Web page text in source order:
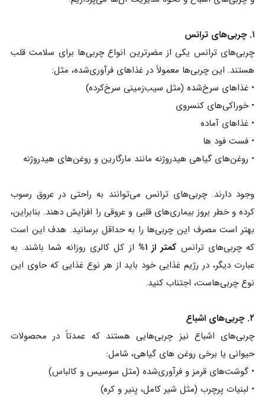
۱. چربی‌های ترانس
چربی‌های ترانس یکی از مضرترین انواع چربی‌ها برای سلامت قلب
هستند. این چربی‌ها معمولاً در غذاهای فرآوری‌شده، مثل:
• غذاهای سرخ‌شده (مثل سیب‌زمینی سرخ‌کرده)
• خوراکی‌های کنسروی
• غذاهای آماده
• فست‌ فود ها
• روغن‌های گیاهی هیدروژنه مانند مارگارین و روغن‌های هیدروژنه
وجود دارند. چربی‌های ترانس می‌توانند به راحتی در عروق رسوب
کرده و خطر بروز بیماری‌های قلبی و عروقی را افزایش دهند. بنابراین،
بهتر است مصرف این چربی‌ها را به حداقل برسانید. هدف این است
که چربی‌های ترانس کمتر از ۱%
از کل کالری روزانه شما باشند. به
عبارت دیگر، در رژیم غذایی خود باید از هر نوع غذایی که حاوی این
نوع چربی‌هاست، اجتناب کنید.
۲. چربی‌های اشباع
چربی‌های اشباع نیز چربی‌هایی هستند که عمدتاً در محصولات
حیوانی یا برخی روغن های گیاهی، شامل:
• گوشت‌های قرمز و فرآوری‌شده (مثل سوسیس و کالباس)
• لبنیات پرچرب (مثل شیر کامل، پنیر و کره)